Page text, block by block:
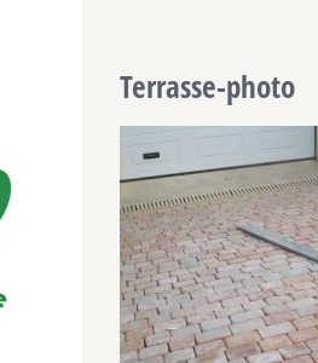
Terrasse-photo